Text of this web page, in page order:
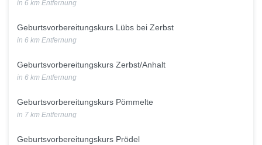
in 6 km Entfernung
Geburtsvorbereitungskurs Lübs bei Zerbst
in 6 km Entfernung
Geburtsvorbereitungskurs Zerbst/Anhalt
in 6 km Entfernung
Geburtsvorbereitungskurs Pömmelte
in 7 km Entfernung
Geburtsvorbereitungskurs Prödel